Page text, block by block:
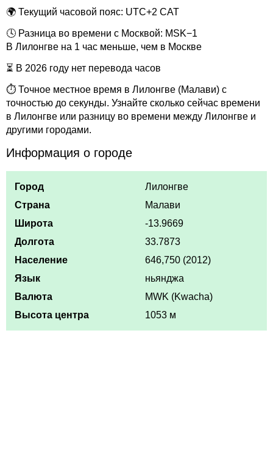
🌍 Текущий часовой пояс: UTC+2 CAT
🕓 Разница во времени с Москвой: MSK−1
В Лилонгве на 1 час меньше, чем в Москве
⏳ В 2026 году нет перевода часов
⏱ Точное местное время в Лилонгве (Малави) с
точностью до секунды. Узнайте сколько сейчас времени
в Лилонгве или разницу во времени между Лилонгве и
другими городами.
Информация о городе
Город
Лилонгве
Страна
Малави
Широта
-13.9669
Долгота
33.7873
Население
646,750 (2012)
Язык
ньянджа
Валюта
MWK (Kwacha)
Высота центра
1053 м